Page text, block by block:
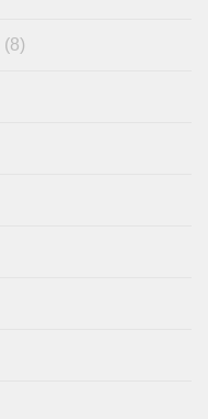
(8)